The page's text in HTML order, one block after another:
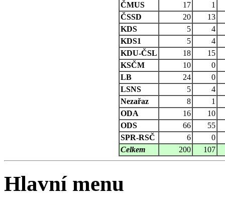
ČMUS
17
1
ČSSD
20
13
KDS
5
4
KDS1
5
4
KDU-ČSL
18
15
KSČM
10
0
LB
24
0
LSNS
5
4
Nezařaz
8
1
ODA
16
10
ODS
66
55
SPR-RSČ
6
0
Celkem
200 107
Hlavní menu